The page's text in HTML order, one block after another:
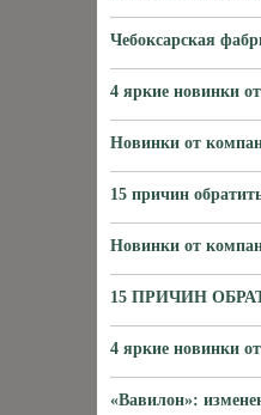
Чебоксарская
4 яркие новинки
Новинки от
15 причин
Новинки от
15 ПРИЧИН
4 яркие новинки
«Вавилон»: